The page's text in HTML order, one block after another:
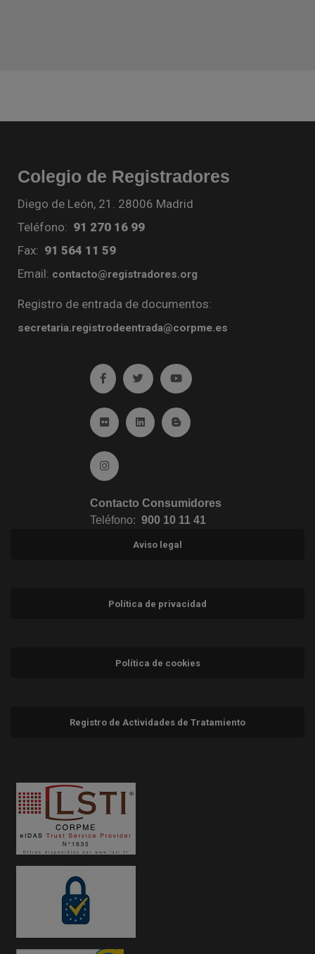
Colegio de Registradores
Diego de León, 21. 28006 Madrid
Teléfono: 91 270 16 99
Fax: 91 564 11 59
Email: contacto@registradores.org
Registro de entrada de documentos:
secretaria.registrodeentrada@corpme.es
Ir a facebook (abre en ventana nueva)
Ir a twitter (abre en ventana nueva)
Ir a YouTube (abre en
Ir a Flickr (abre en ventana nueva)
Ir a Linkedin (abre en ventana nueva)
Ir al Blog (abre en ventana
Ir a Instagram (abre en ventana nueva)
Contacto Consumidores
Teléfono: 900 10 11 41
Aviso legal
Política de privacidad
Política de cookies
Registro de Actividades de Tratamiento